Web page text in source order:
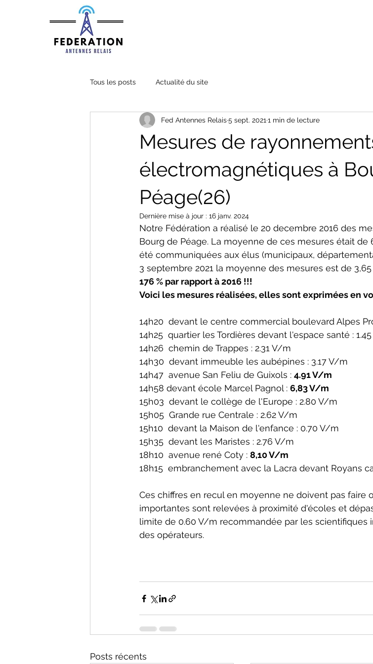
Tous les posts Actualité du site
Mesures de
électromagnétiques à
Péage(26)
Fed Antennes Relais5 sept. 2021 1 min de lecture
Dernière mise à jour : 16 janv. 2024
Notre Fédération a réalisé le 20 decembre 2016 des
Bourg de Péage. La moyenne de ces mesures était de
été communiquées aux élus (municipaux,
3 septembre 2021 la moyenne des mesures est de
176 % par rapport à 2016 !!!
Voici les mesures réalisées, elles sont exprimées en
14h20  devant le centre commercial boulevard Alpes
14h25  quartier les Tordières devant l'espace santé :
14h26  chemin de Trappes : 2.31 V/m
14h30  devant immeuble les aubépines : 3.17 V/m
14h47  avenue San Feliu de Guixols : 4.91 V/m
14h58 devant école Marcel Pagnol : 6,83 V/m
15h03  devant le collège de l'Europe : 2.80 V/m
15h05  Grande rue Centrale : 2.62 V/m
15h10  devant la Maison de l'enfance : 0.70 V/m
15h35  devant les Maristes : 2.76 V/m
18h10  avenue rené Coty : 8,10 V/m
18h15  embranchement avec la Lacra devant Royans
Ces chiffres en recul en moyenne ne doivent pas faire
importantes sont relevées à proximité d'écoles et
limite de 0.60 V/m recommandée par les scientifiques
des opérateurs.
Posts récents